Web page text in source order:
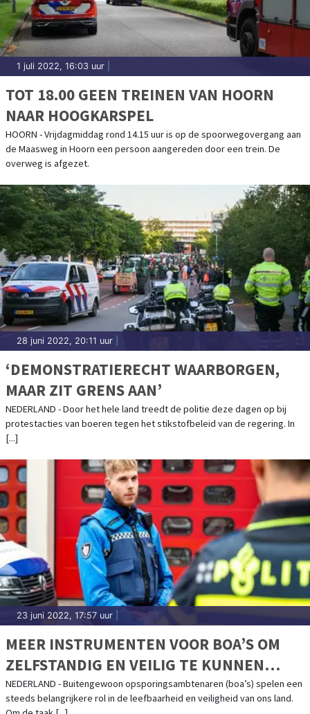
1 juli 2022, 16:03 uur
TOT 18.00 GEEN TREINEN VAN HOORN
NAAR HOOGKARSPEL
HOORN - Vrijdagmiddag rond 14.15 uur is op de spoorwegovergang aan
de Maasweg in Hoorn een persoon aangereden door een trein. De
overweg is afgezet.
28 juni 2022, 20:11 uur
‘DEMONSTRATIERECHT WAARBORGEN,
MAAR ZIT GRENS AAN’
NEDERLAND - Door het hele land treedt de politie deze dagen op bij
protestacties van boeren tegen het stikstofbeleid van de regering. In
[...]
23 juni 2022, 17:57 uur
MEER INSTRUMENTEN VOOR BOA’S OM
ZELFSTANDIG EN VEILIG TE KUNNEN
WERKEN
NEDERLAND - Buitengewoon opsporingsambtenaren (boa’s) spelen een
steeds belangrijkere rol in de leefbaarheid en veiligheid van ons land.